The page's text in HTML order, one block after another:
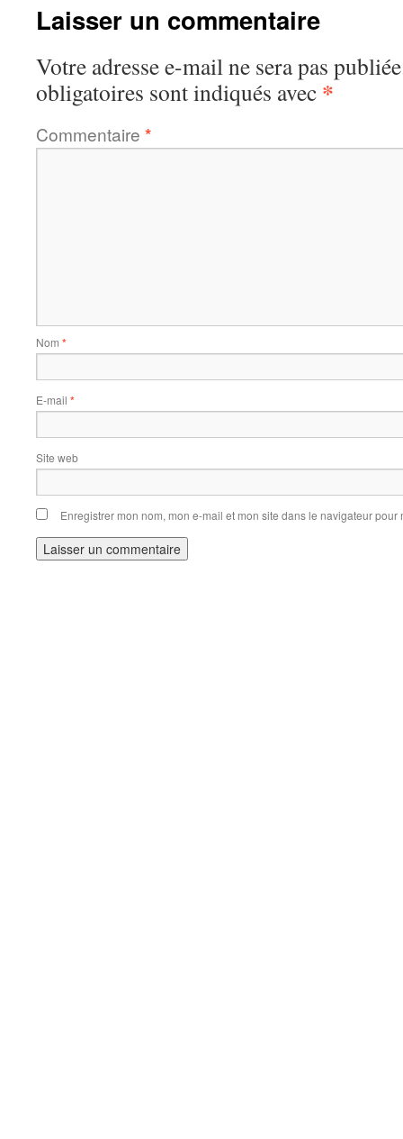
Laisser un commentaire
Votre adresse e-mail ne sera pas
obligatoires sont indiqués avec *
Commentaire *
Nom *
E-mail *
Site web
Enregistrer mon nom, mon e-mail et mon site dans le navigateur